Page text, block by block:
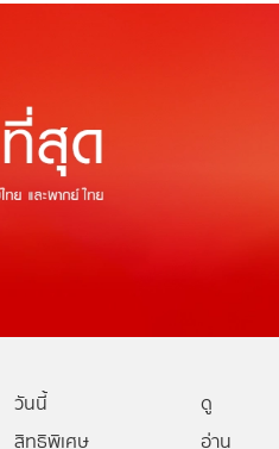
วันนี้
ดู
สิทธิพิเศษ
อ่าน